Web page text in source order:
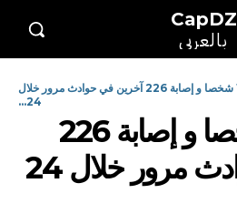
CapDZ
بالعربي
مصرع 12 شخصا و إصابة 226 آخرين في حوادث مرور خلال
24...
مصرع 12 شخصا و إصابة 226
آخرين في حوادث مرور خلال 24